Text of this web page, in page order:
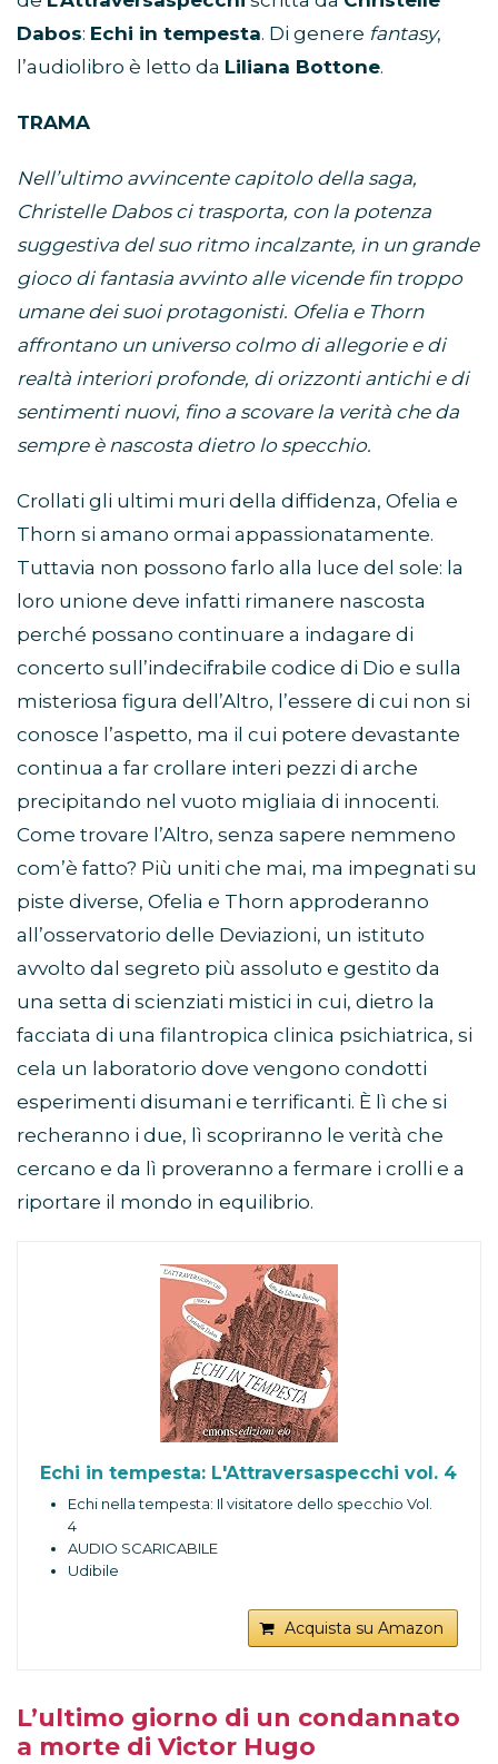
Dabos: Echi in tempesta. Di genere fantasy,
l’audiolibro è letto da Liliana Bottone.
TRAMA
Nell’ultimo avvincente capitolo della saga,
Christelle Dabos ci trasporta, con la potenza
suggestiva del suo ritmo incalzante, in un grande
gioco di fantasia avvinto alle vicende fin troppo
umane dei suoi protagonisti. Ofelia e Thorn
affrontano un universo colmo di allegorie e di
realtà interiori profonde, di orizzonti antichi e di
sentimenti nuovi, fino a scovare la verità che da
sempre è nascosta dietro lo specchio.
Crollati gli ultimi muri della diffidenza, Ofelia e
Thorn si amano ormai appassionatamente.
Tuttavia non possono farlo alla luce del sole: la
loro unione deve infatti rimanere nascosta
perché possano continuare a indagare di
concerto sull’indecifrabile codice di Dio e sulla
misteriosa figura dell’Altro, l’essere di cui non si
conosce l’aspetto, ma il cui potere devastante
continua a far crollare interi pezzi di arche
precipitando nel vuoto migliaia di innocenti.
Come trovare l’Altro, senza sapere nemmeno
com’è fatto? Più uniti che mai, ma impegnati su
piste diverse, Ofelia e Thorn approderanno
all’osservatorio delle Deviazioni, un istituto
avvolto dal segreto più assoluto e gestito da
una setta di scienziati mistici in cui, dietro la
facciata di una filantropica clinica psichiatrica, si
cela un laboratorio dove vengono condotti
esperimenti disumani e terrificanti. È lì che si
recheranno i due, lì scopriranno le verità che
cercano e da lì proveranno a fermare i crolli e a
riportare il mondo in equilibrio.
Echi in tempesta: L'Attraversaspecchi vol. 4
Echi nella tempesta: Il visitatore dello specchio Vol.
4
AUDIO SCARICABILE
Udibile
Acquista su Amazon
L’ultimo giorno di un condannato
a morte di Victor Hugo